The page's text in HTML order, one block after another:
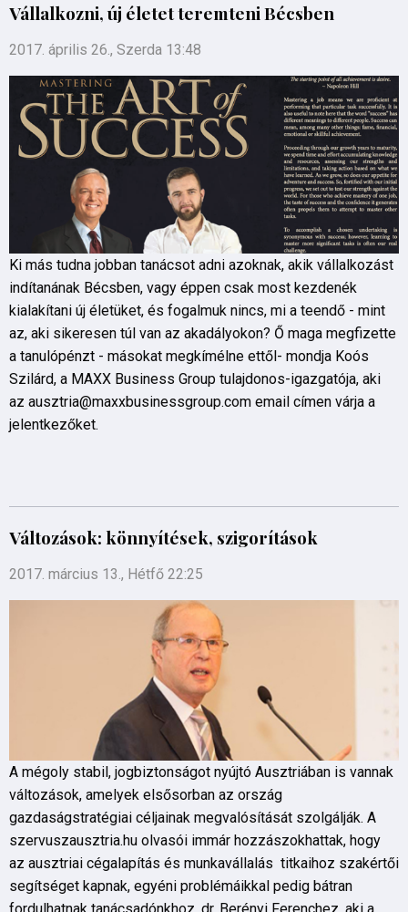
Vállalkozni, új életet teremteni Bécsben
2017. április 26., Szerda 13:48
Ki más tudna jobban tanácsot adni azoknak, akik vállalkozást
indítanának Bécsben, vagy éppen csak most kezdenék
kialakítani új életüket, és fogalmuk nincs, mi a teendő - mint
az, aki sikeresen túl van az akadályokon? Ő maga megfizette
a tanulópénzt - másokat megkímélne ettől- mondja Koós
Szilárd, a MAXX Business Group tulajdonos-igazgatója, aki
az ausztria@maxxbusinessgroup.com email címen várja a
jelentkezőket.
Változások: könnyítések, szigorítások
2017. március 13., Hétfő 22:25
A mégoly stabil, jogbiztonságot nyújtó Ausztriában is vannak
változások, amelyek elsősorban az ország
gazdaságstratégiai céljainak megvalósítását szolgálják. A
szervuszausztria.hu olvasói immár hozzászokhattak, hogy
az ausztriai cégalapítás és munkavállalás titkaihoz szakértői
segítséget kapnak, egyéni problémáikkal pedig bátran